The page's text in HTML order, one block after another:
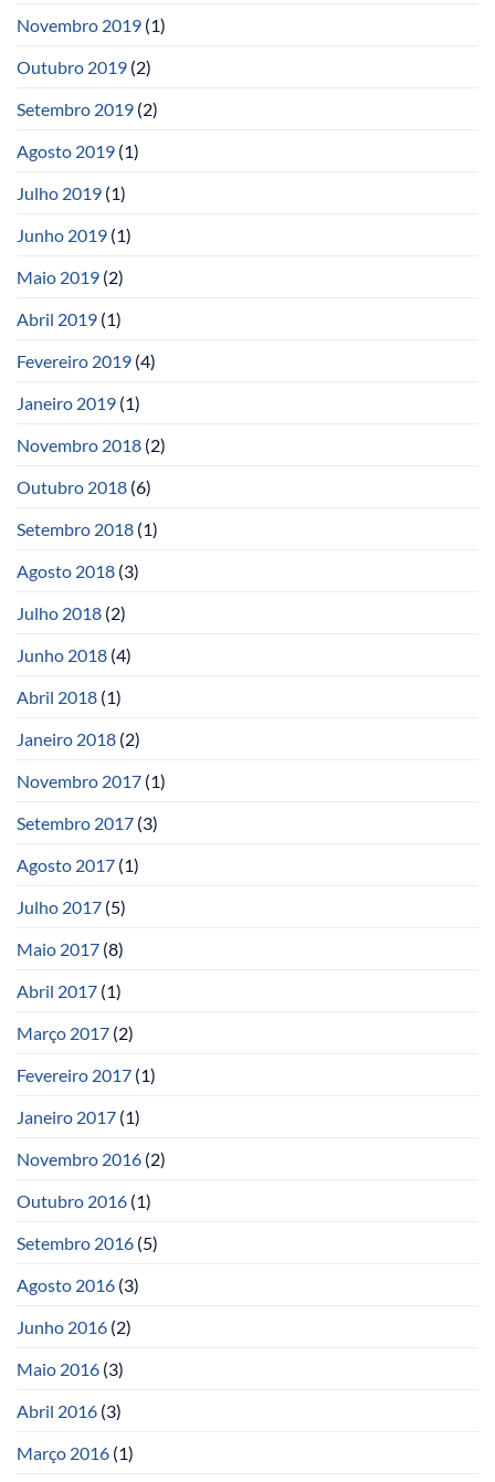
Novembro 2019 (1)
Outubro 2019 (2)
Setembro 2019 (2)
Agosto 2019 (1)
Julho 2019 (1)
Junho 2019 (1)
Maio 2019 (2)
Abril 2019 (1)
Fevereiro 2019 (4)
Janeiro 2019 (1)
Novembro 2018 (2)
Outubro 2018 (6)
Setembro 2018 (1)
Agosto 2018 (3)
Julho 2018 (2)
Junho 2018 (4)
Abril 2018 (1)
Janeiro 2018 (2)
Novembro 2017 (1)
Setembro 2017 (3)
Agosto 2017 (1)
Julho 2017 (5)
Maio 2017 (8)
Abril 2017 (1)
Março 2017 (2)
Fevereiro 2017 (1)
Janeiro 2017 (1)
Novembro 2016 (2)
Outubro 2016 (1)
Setembro 2016 (5)
Agosto 2016 (3)
Junho 2016 (2)
Maio 2016 (3)
Abril 2016 (3)
Março 2016 (1)